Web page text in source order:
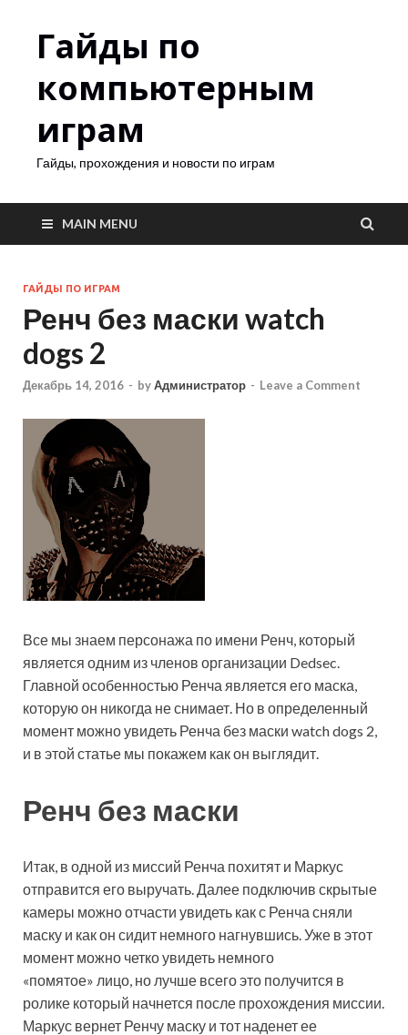
Гайды по
компьютерным
играм
Гайды, прохождения и новости по играм
MAIN MENU
ГАЙДЫ ПО ИГРАМ
Ренч без маски watch
dogs 2
Декабрь 14, 2016 - byАдминистратор - Leave a Comment
Все мы знаем персонажа по имени Ренч, который
является одним из членов организации Dedsec.
Главной особенностью Ренча является его маска,
которую он никогда не снимает. Но в определенный
момент можно увидеть Ренча без маски watch dogs 2,
и в этой статье мы покажем как он выглядит.
Ренч без маски
Итак, в одной из миссий Ренча похитят и Маркус
отправится его выручать. Далее подключив скрытые
камеры можно отчасти увидеть как с Ренча сняли
маску и как он сидит немного нагнувшись. Уже в этот
момент можно четко увидеть немного
«помятое» лицо, но лучше всего это получится в
ролике который начнется после прохождения миссии.
Маркус вернет Ренчу маску и тот наденет ее